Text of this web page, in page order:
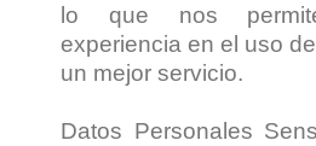
lo que nos
experiencia en el uso
un mejor servicio.
Datos Personales